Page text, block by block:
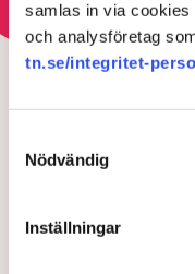
samlas in via
och analysföretag
tn.se/integritet-
Nödvändig
Inställningar
HOTEN MOT
maskiner
avvisa
på helt ny